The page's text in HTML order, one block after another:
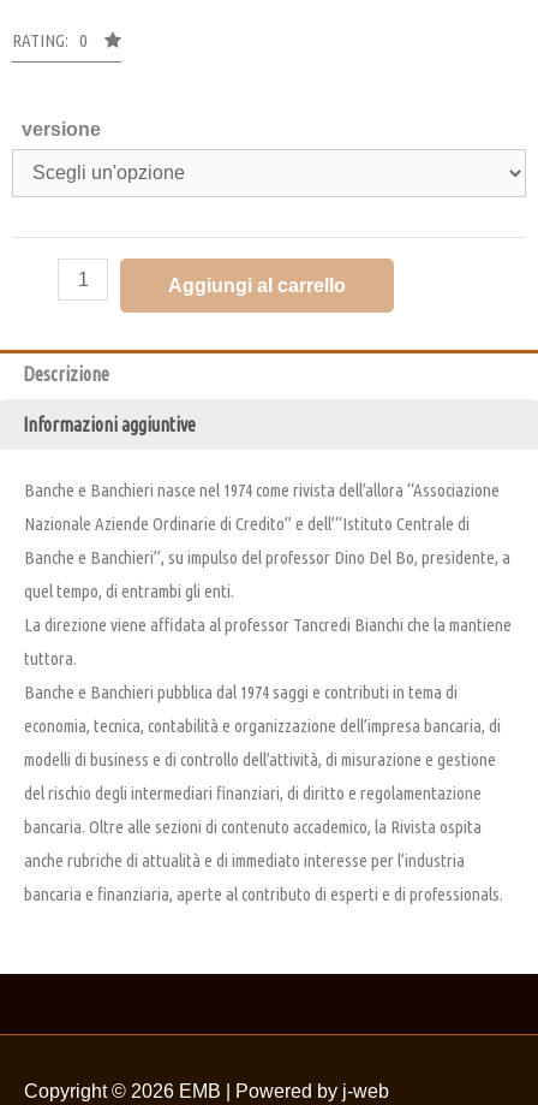
RATING: 0
versione
Aggiungi al carrello
Descrizione
Informazioni aggiuntive
Banche e Banchieri nasce nel 1974 come rivista dell’allora “Associazione
Nazionale Aziende Ordinarie di Credito” e dell’“Istituto Centrale di
Banche e Banchieri”, su impulso del professor Dino Del Bo, presidente, a
quel tempo, di entrambi gli enti.
La direzione viene affidata al professor Tancredi Bianchi che la mantiene
tuttora.
Banche e Banchieri pubblica dal 1974 saggi e contributi in tema di
economia, tecnica, contabilità e organizzazione dell’impresa bancaria, di
modelli di business e di controllo dell’attività, di misurazione e gestione
del rischio degli intermediari finanziari, di diritto e regolamentazione
bancaria. Oltre alle sezioni di contenuto accademico, la Rivista ospita
anche rubriche di attualità e di immediato interesse per l’industria
bancaria e finanziaria, aperte al contributo di esperti e di professionals.
Copyright © 2026 EMB | Powered by j-web